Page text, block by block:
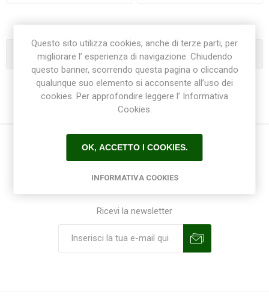
Categorie
Ricevi la newsletter
Questo sito utilizza cookies, anche di terze parti, per
migliorare l’ esperienza di navigazione. Chiudendo
questo banner, scorrendo questa pagina o cliccando
qualunque suo elemento si acconsente all’uso dei
cookies. Per approfondire leggere l’ Informativa
Cookies.
OK, ACCETTO I COOKIES.
INFORMATIVA COOKIES